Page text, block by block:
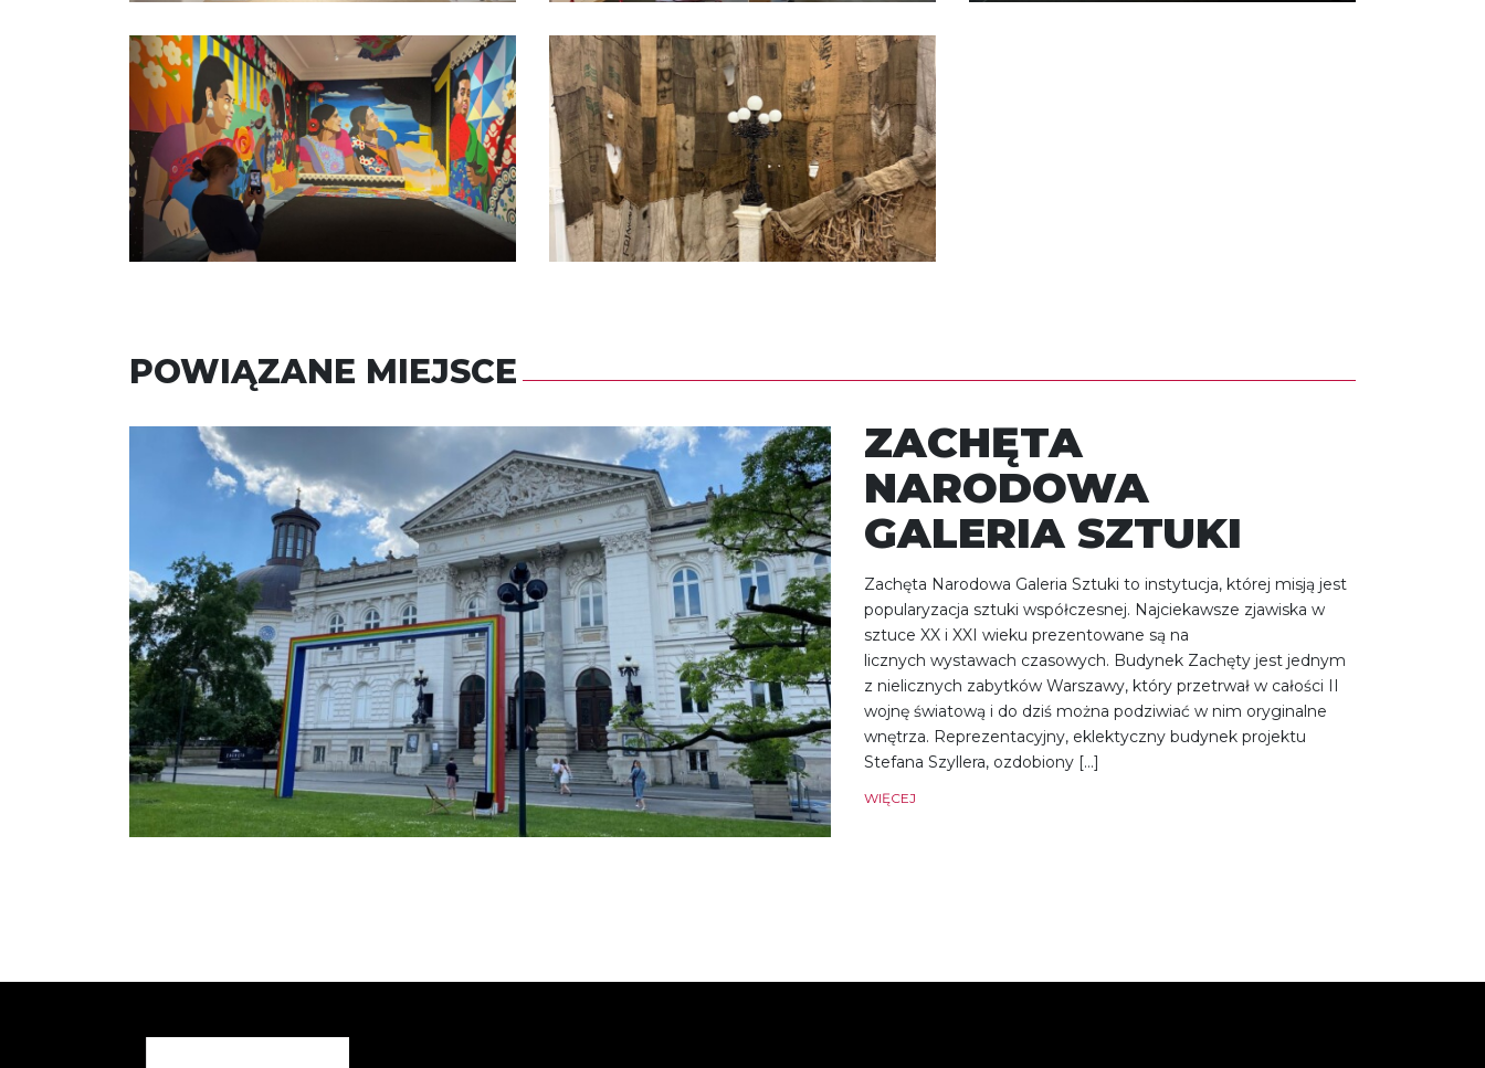
POWIĄZANE MIEJSCE
ZACHĘTA
NARODOWA
GALERIA SZTUKI
Zachęta Narodowa Galeria Sztuki to instytucja, której misją jest
popularyzacja sztuki współczesnej. Najciekawsze zjawiska w
sztuce XX i XXI wieku prezentowane są na
licznych wystawach czasowych. Budynek Zachęty jest jednym
z nielicznych zabytków Warszawy, który przetrwał w całości II
wojnę światową i do dziś można podziwiać w nim oryginalne
wnętrza. Reprezentacyjny, eklektyczny budynek projektu
Stefana Szyllera, ozdobiony […]
WIĘCEJ